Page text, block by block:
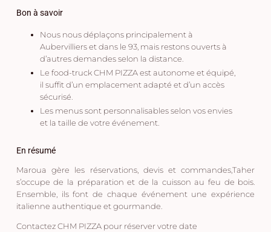
Bon à savoir
Nous nous déplaçons principalement à
Aubervillierset dans le93 , mais restons ouverts à
d’autres demandes selon la distance.
Lefood-truck CHM PIZZAestautonome et équipé
il suffit d’un emplacement adapté et d’un accès
sécurisé.
Les menus sont personnalisables selon vos envies
et la taille de votre événement.
En résumé
Maroua gère les réservations, devis et commandes,Taher
s’occupe de la préparation et de la cuisson au feu de bois
Ensemble, ils font de chaque événement une expérience
italienne authentique et gourmande.
Contactez CHM PIZZA pour réserver votre date